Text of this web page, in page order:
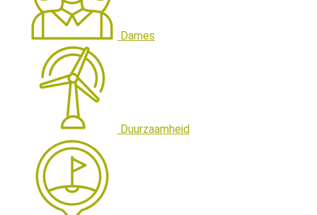
Dames
Duurzaamheid